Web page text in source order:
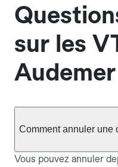
sur les
Audemer
Comment annuler une
Vous pouvez annuler